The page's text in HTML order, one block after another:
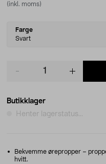
(inkl. moms)
Select
variant
Farge
Svart
Butikklager
Henter lagerstatus...
Bekvemme ørepropper –
hvitt.